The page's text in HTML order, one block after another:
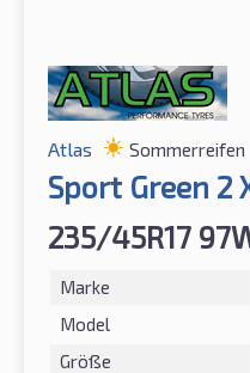
Atlas Sommerreifen
Sport Green 2
235/45R17
Marke
Model
Größe